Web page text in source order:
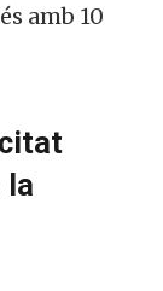
amb 10
la